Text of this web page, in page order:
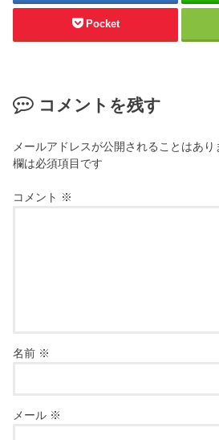
Pocket
コメントを残す
メールアドレスが公開されることはあり
欄は必須項目です
コメント ※
名前 ※
メール ※